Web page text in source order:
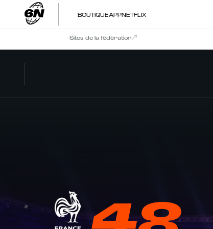
BOUTIQUEAPPNETFLIX
Sites de la fédération